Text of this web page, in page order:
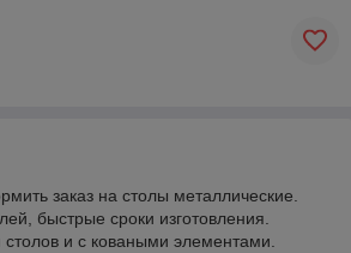
заказ на столы металлические.
быстрые сроки изготовления.
и с коваными элементами.